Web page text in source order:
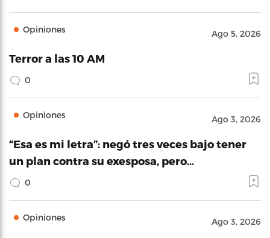
Opiniones Ago 5, 2026
Terror a las 10 AM
0
Opiniones Ago 3, 2026
“Esa es mi letra”: negó tres veces bajo tener
un plan contra su exesposa, pero…
0
Opiniones Ago 3, 2026